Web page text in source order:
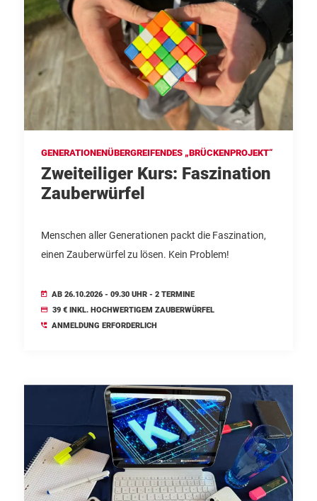
GENERATIONENÜBERGREIFENDES „BRÜCKENPROJEKT“
Zweiteiliger Kurs: Faszination
Zauberwürfel
Menschen aller Generationen packt die Faszination,
einen Zauberwürfel zu lösen. Kein Problem!
AB 26.10.2026 - 09.30 UHR - 2 TERMINE
39 € INKL. HOCHWERTIGEM ZAUBERWÜRFEL
ANMELDUNG ERFORDERLICH